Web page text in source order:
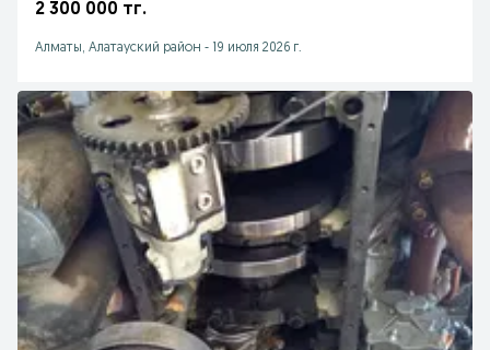
2 300 000 тг.
Алматы, Алатауский район - 19 июля 2026 г.